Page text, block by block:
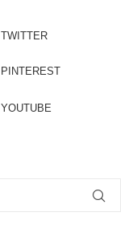
TWITTER
PINTEREST
YOUTUBE